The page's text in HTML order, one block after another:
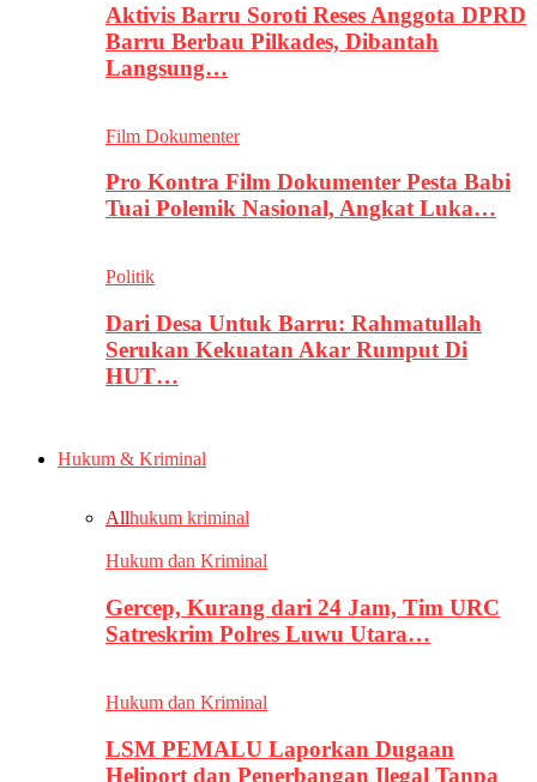
Aktivis Barru Soroti Reses Anggota DPRD
Barru Berbau Pilkades, Dibantah
Langsung…
Film Dokumenter
Pro Kontra Film Dokumenter Pesta Babi
Tuai Polemik Nasional, Angkat Luka…
Politik
Dari Desa Untuk Barru: Rahmatullah
Serukan Kekuatan Akar Rumput Di
HUT…
Hukum & Kriminal
Allhukum kriminal
Hukum dan Kriminal
Gercep, Kurang dari 24 Jam, Tim URC
Satreskrim Polres Luwu Utara…
Hukum dan Kriminal
LSM PEMALU Laporkan Dugaan
Heliport dan Penerbangan Ilegal Tanpa